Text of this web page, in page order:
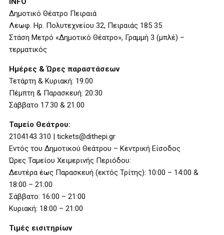
Δημοτικό Θέατρο Πειραιά
Λεωφ. Ηρ. Πολυτεχνείου 32, Πειραιάς 185 35
Στάση Μετρό «Δημοτικό Θέατρο», Γραμμή 3 (μπλέ) –
τερματικός
Ημέρες & Ώρες παραστάσεων
Τετάρτη & Κυριακή: 19.00
Πέμπτη & Παρασκευή: 20:30
Σάββατο 17.30 & 21.00
Ταμείο Θεάτρου:
2104143 310 | tickets@dithepi.gr
Εντός του Δημοτικού Θεάτρου – Κεντρική Είσοδος
Ώρες Ταμείου Χειμερινής Περιόδου:
Δευτέρα έως Παρασκευή (εκτός Τρίτης): 10:00 – 14:00 &
18:00 – 21:00
Σάββατο: 16:00 – 21:00
Κυριακή: 18:00 – 21:00
Τιμές εισιτηρίων